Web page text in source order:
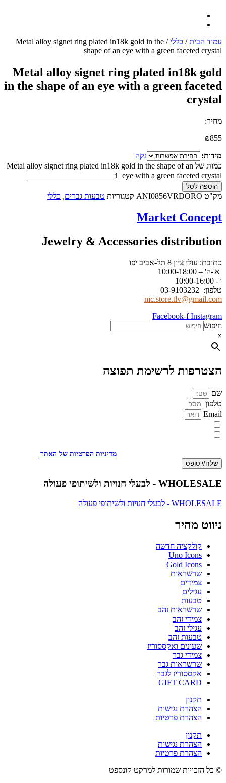
עמוד הבית/ כללי
/ Metal alloy signet ring plated in18k gold in the
shape of an eye with a green faceted crystal
Metal alloy signet ring plated in18k gold
in the shape of an eye with a green faceted
crystal
מחיר:
₪855
מידות:
נקה
כמות של Metal alloy signet ring plated in18k gold in the shape of an
eye with a green faceted crystal
הוספה לסל
מק"ט ANI0856VRDORO קטגוריות טבעות גברים, כללי
Market Concept
Jewelry & Accessories distribution
כתובת: עולי ציון 8 תל-אביב יפו
א'-ה' – 10:00-18:00
ו'- 10:00-16:00
טלפון: 03-9103232
mc.store.tlv@gmail.com
Facebook-f Instagram
חיפוש
×
הצטרפות לרשימת תפוצה
שם
טלפון
Email
מדיניות הפרטיות של האתר
שלח/י טופס
WHOLESALE - לבעלי חנויות ולשיתופי פעולה
WHOLESALE - לבעלי חנויות ולשיתופי פעולה
ניווט מהיר
קולקציה חדשה
Uno Icons
Gold Icons
שרשראות
צמידים
עגילים
טבעות
שרשראות זהב
צמידי זהב
עגילי זהב
טבעות זהב
שעונים ואקססוריז
צמידי גבר
שרשראות גבר
אקססוריז לגבר
GIFT CARD
תקנון
הצהרת נגישות
הצהרת פרטיות
תקנון
הצהרת נגישות
הצהרת פרטיות
© כל הזכויות שמורות למרקט קונספט